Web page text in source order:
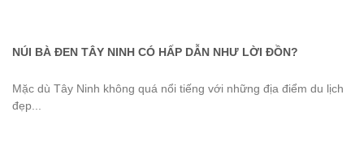
NÚI BÀ ĐEN TÂY NINH CÓ HẤP DẪN NHƯ LỜI ĐỒN?
Mặc dù Tây Ninh không quá nổi tiếng với những địa điểm du lịch
đẹp...